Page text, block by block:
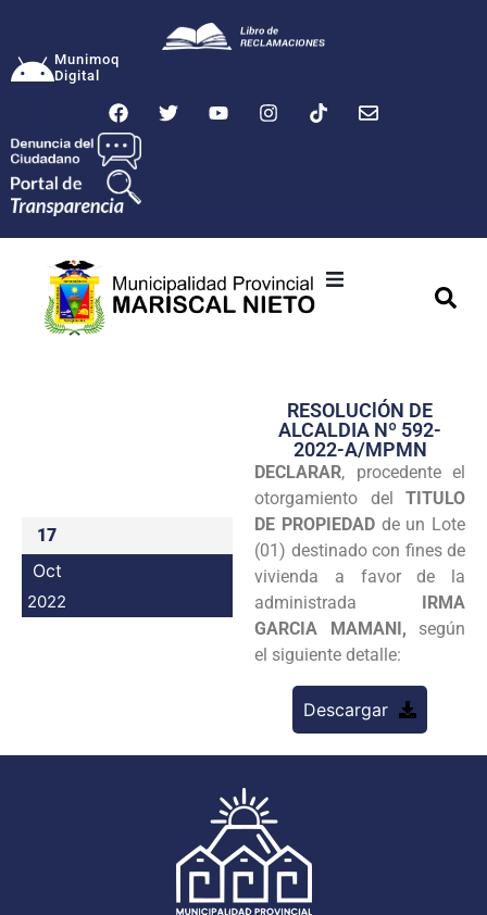
Munimoq
Digital
Transparencia
Seguridad
Programas
Intranet
17
Oct
2022
RESOLUClÓN DE
ALCALDIA Nº 592-
2022-A/MPMN
DECLARAR, procedente el
otorgamiento del TITULO
DE PROPIEDADde un Lote
(01) destinado con fines de
vivienda a favor de la
administrada IRMA
GARCIA MAMANI, según
el siguiente detalle:
Descargar